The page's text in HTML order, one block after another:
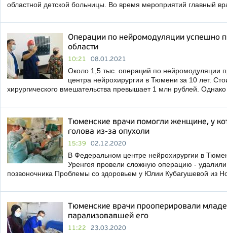
областной детской больницы. Во время мероприятий главный
Операции по нейромодуляции успешно
области
10:21 08.01.2021
Около 1,5 тыс. операций по нейромодуляции
центра нейрохирургии в Тюмени за 10 лет.
хирургического вмешательства превышает 1 млн рублей.
Тюменские врачи помогли женщине, у
голова из-за опухоли
15:39 02.12.2020
В Федеральном центре нейрохирургии в
Уренгоя провели сложную операцию -
позвоночника Проблемы со здоровьем у Юлии Кубагушевой из
Тюменские врачи прооперировали
парализовавшей его
11:22 23.03.2020